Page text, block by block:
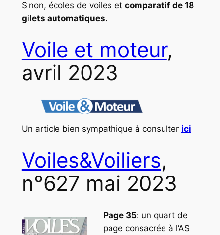
Sinon, écoles de voiles et comparatif de 18
gilets automatiques.
Voile et moteur,
avril 2023
Un article bien sympathique à consulter ici
Voiles&Voiliers,
n°627 mai 2023
Page 35: un quart de
page consacrée à l’AS